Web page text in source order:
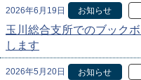
2026年6月19日 お知らせ
玉川総合支所でのブック
します
2026年5月20日 お知らせ